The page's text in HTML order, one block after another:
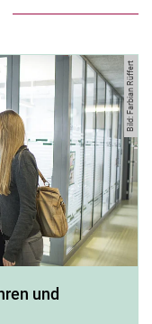
Bild: Farbian Rüffert
und